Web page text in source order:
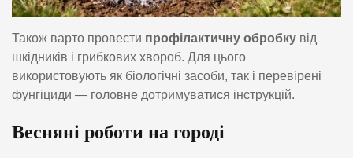
Також варто провести профілактичну обробку від
шкідників і грибкових хвороб. Для цього
використовують як біологічні засоби, так і перевірені
фунгіциди — головне дотримуватися інструкцій.
Весняні роботи на городі